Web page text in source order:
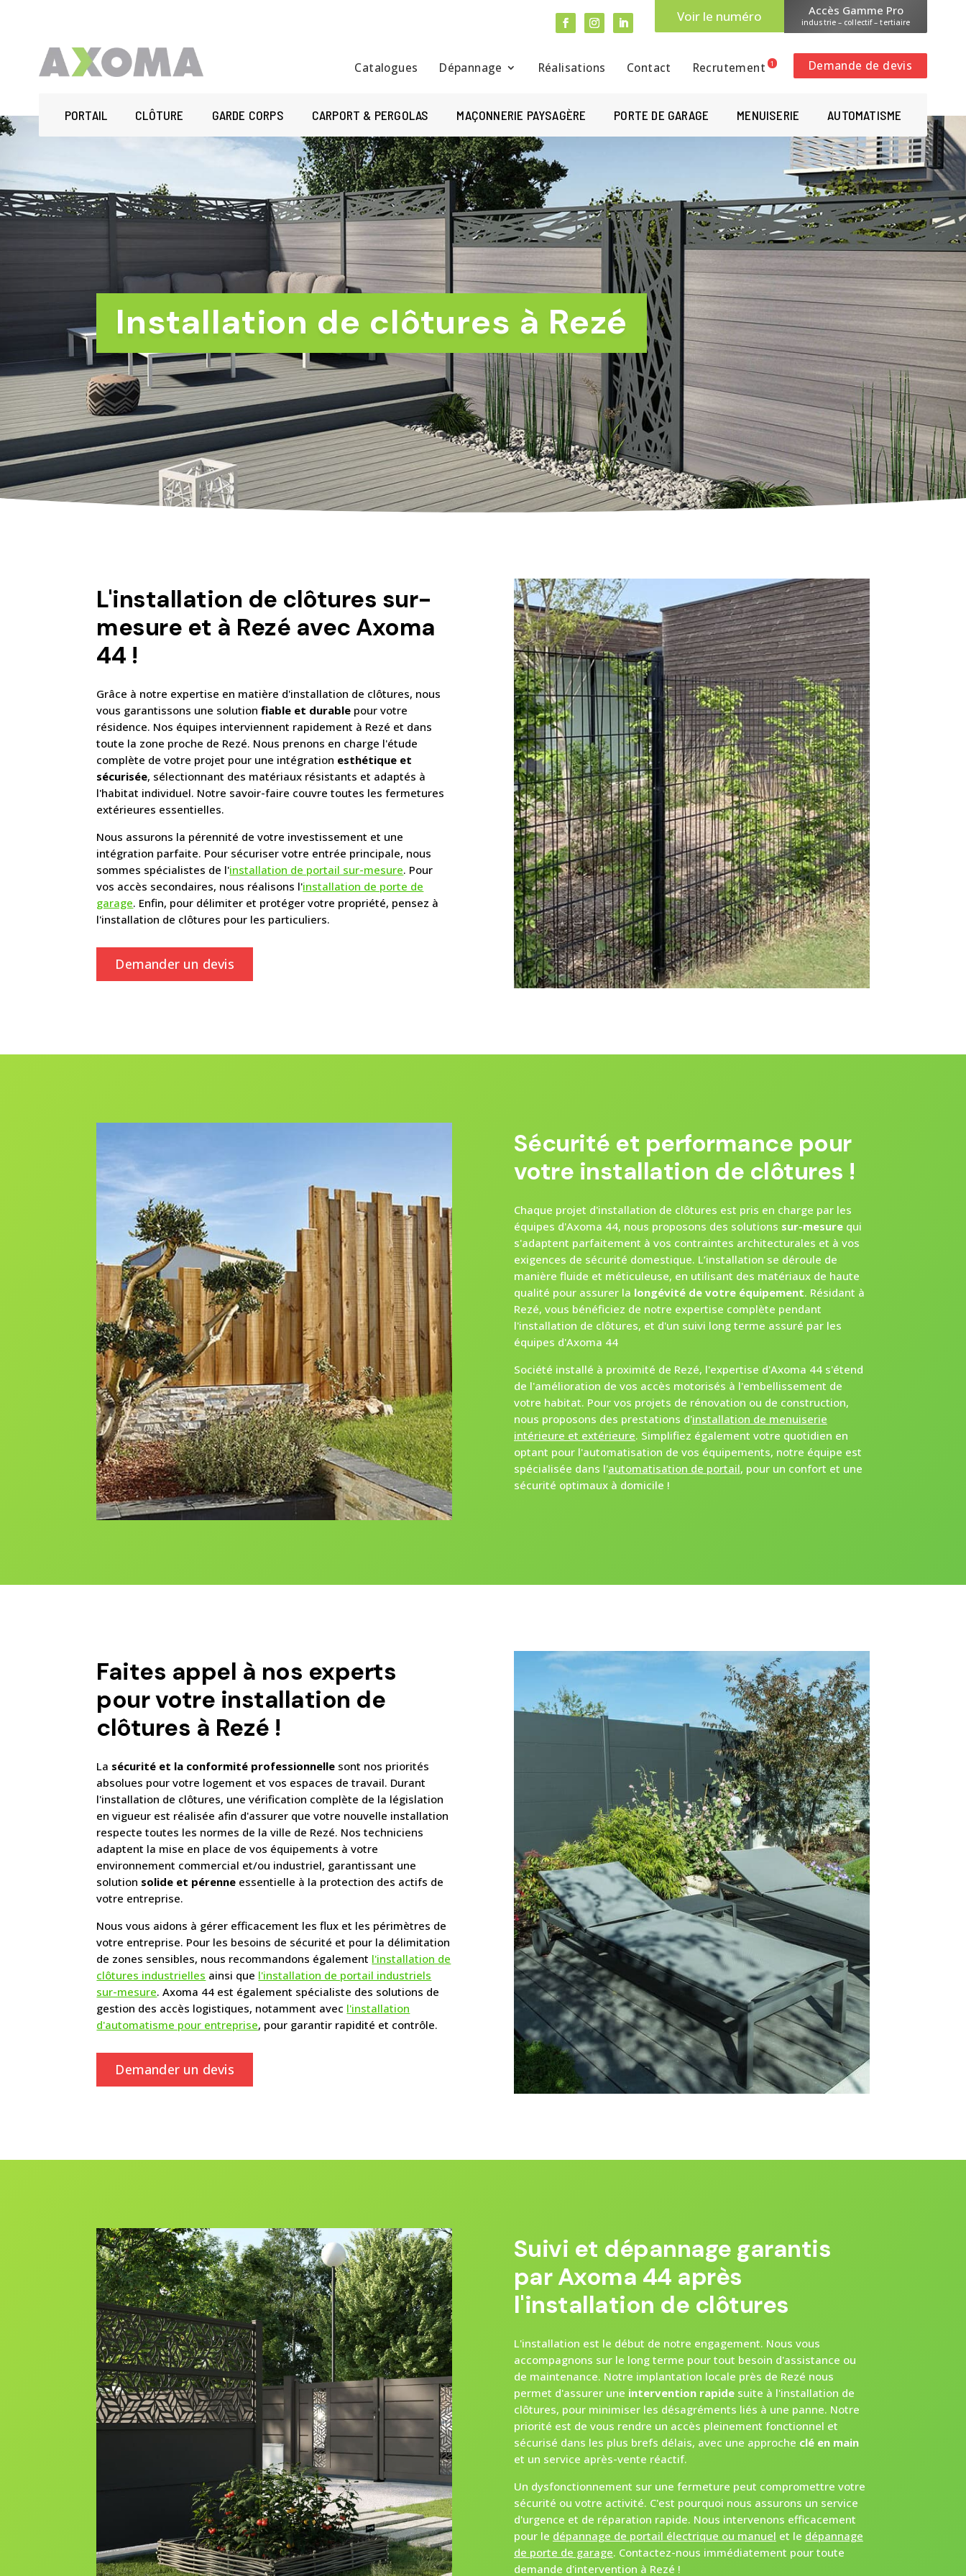
Voir le numéro Accès Gamme Pro
industrie – collectif – tertiaire
Catalogues Dépannage Réalisations Contact Recrutement 1 Demande de devis
PORTAIL CLÔTURE GARDE CORPS CARPORT & PERGOLAS MAÇONNERIE PAYSAGÈRE PORTE DE GARAGE MENUISERIE AUTOMATISME
​Installation de clôtures à Rezé
L'installation de clôtures sur-
mesure et à Rezé avec Axoma
44 !
Grâce à notre expertise en matière d'installation de clôtures, nous
vous garantissons une solutionfiable et durable pour votre
résidence. Nos équipes interviennent rapidement à Rezé et dans
toute la zone proche de Rezé. Nous prenons en charge l'étude
complète de votre projet pour une intégration esthétique et
sécurisée, sélectionnant des matériaux résistants et adaptés à
l'habitat individuel. Notre savoir-faire couvre toutes les fermetures
extérieures essentielles.
Nous assurons la pérennité de votre investissement et une
intégration parfaite. Pour sécuriser votre entrée principale, nous
sommes spécialistes de l'installation de portail sur-mesure. Pour
vos accès secondaires, nous réalisons l'installation de porte de
garage. Enfin, pour délimiter et protéger votre propriété, pensez à
l'installation de clôtures pour les particuliers.
Demander un devis
Sécurité et performance pour
votre installation de clôtures !
Chaque projet d'installation de clôtures est pris en charge par les
équipes d'Axoma 44, nous proposons des solutions sur-mesurequi
s'adaptent parfaitement à vos contraintes architecturales et à vos
exigences de sécurité domestique. L’installation se déroule de
manière fluide et méticuleuse, en utilisant des matériaux de haute
qualité pour assurer la longévité de votre équipement. Résidant à
Rezé, vous bénéficiez de notre expertise complète pendant
l'installation de clôtures, et d'un suivi long terme assuré par les
équipes d'Axoma 44
Société installé à proximité de Rezé, l'expertise d'Axoma 44 s'étend
de l'amélioration de vos accès motorisés à l'embellissement de
votre habitat. Pour vos projets de rénovation ou de construction,
nous proposons des prestations d'installation de menuiserie
intérieure et extérieure. Simplifiez également votre quotidien en
optant pour l'automatisation de vos équipements, notre équipe est
spécialisée dans l'automatisation de portail, pour un confort et une
sécurité optimaux à domicile !
Faites appel à nos experts
pour votre installation de
clôtures à Rezé !
La sécurité et la conformité professionnelle sont nos priorités
absolues pour votre logement et vos espaces de travail. Durant
l'installation de clôtures, une vérification complète de la législation
en vigueur est réalisée afin d'assurer que votre nouvelle installation
respecte toutes les normes de la ville de Rezé. Nos techniciens
adaptent la mise en place de vos équipements à votre
environnement commercial et/ou industriel, garantissant une
solution solide et pérenne essentielle à la protection des actifs de
votre entreprise.
Nous vous aidons à gérer efficacement les flux et les périmètres de
votre entreprise. Pour les besoins de sécurité et pour la délimitation
de zones sensibles, nous recommandons également l'installation de
clôtures industrielles ainsi que l'installation de portail industriels
sur-mesure. Axoma 44 est également spécialiste des solutions de
gestion des accès logistiques, notamment avec l'installation
d'automatisme pour entreprise, pour garantir rapidité et contrôle.
Demander un devis
Suivi et dépannage garantis
par Axoma 44 après
l'installation de clôtures
L'installation est le début de notre engagement. Nous vous
accompagnons sur le long terme pour tout besoin d'assistance ou
de maintenance. Notre implantation locale près de Rezé nous
permet d'assurer une intervention rapidesuite à l'installation de
clôtures, pour minimiser les désagréments liés à une panne. Notre
priorité est de vous rendre un accès pleinement fonctionnel et
sécurisé dans les plus brefs délais, avec une approche clé en main
et un service après-vente réactif.
Un dysfonctionnement sur une fermeture peut compromettre votre
sécurité ou votre activité. C'est pourquoi nous assurons un service
d'urgence et de réparation rapide. Nous intervenons efficacement
pour le dépannage de portail électrique ou manuel et le dépannage
de porte de garage. Contactez-nous immédiatement pour toute
demande d'intervention à Rezé !